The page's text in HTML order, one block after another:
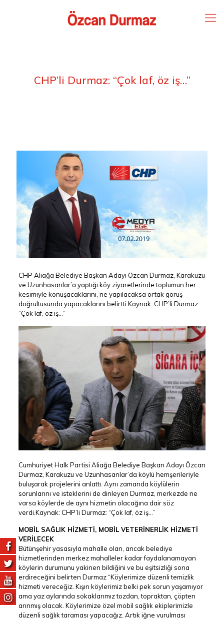
CHP’li Durmaz: “Çok laf, öz iş…”
CHP Aliağa Belediye Başkan Adayı Özcan Durmaz, Karakuzu
ve Uzunhasanlar’a yaptığı köy ziyaretlerinde toplumun her
kesimiyle konuşacaklarını, ne yapılacaksa ortak görüş
doğrultusunda yapacaklarını belirtti.Kaynak: CHP’li Durmaz:
“Çok laf, öz iş…”
Cumhuriyet Halk Partisi Aliağa Belediye Başkan Adayı Özcan
Durmaz, Karakuzu ve Uzunhasanlar’da köylü hemşerileriyle
buluşarak projelerini anlattı. Aynı zamanda köylülerin
sorunlarını ve isteklerini de dinleyen Durmaz, merkezde ne
varsa köylerde de aynı hizmetin olacağına dair söz
verdi.Kaynak: CHP’li Durmaz: “Çok laf, öz iş…”
MOBİL SAĞLIK HİZMETİ, MOBİL VETERİNERLİK HİZMETİ
VERİLECEK
Bütünşehir yasasıyla mahalle olan, ancak belediye
hizmetlerinden merkez mahalleler kadar faydalanamayan
köylerin durumunu yakinen bildiğini ve bu eşitsizliği sona
erdireceğini belirten Durmaz “Köylerimize düzenli temizlik
hizmeti vereceğiz. Kışın köylerimiz belki pek sorun yaşamıyor
ama yaz aylarında sokaklarımız tozdan, topraktan, çöpten
arınmış olacak. Köylerimize özel mobil sağlık ekiplerimizle
düzenli sağlık taraması yapacağız. Artık iğne vurulması